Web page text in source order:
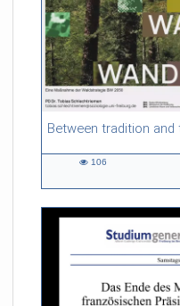
54:13 duration
106